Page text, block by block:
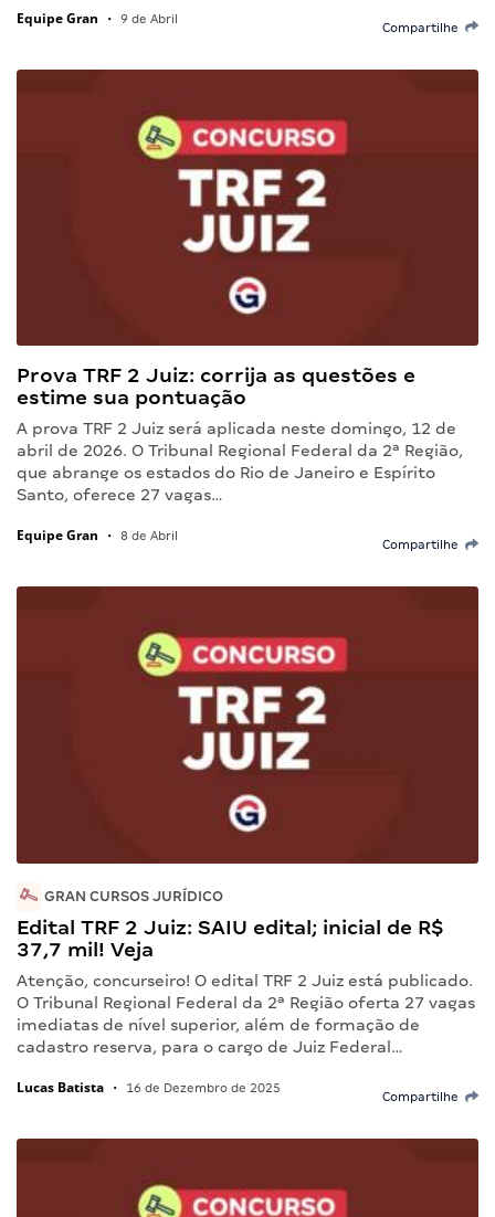
Equipe Gran • 9 de Abril
Compartilhe
Prova TRF 2 Juiz: corrija as questões e
estime sua pontuação
A prova TRF 2 Juiz será aplicada neste domingo, 12 de
abril de 2026. O Tribunal Regional Federal da 2ª Região,
que abrange os estados do Rio de Janeiro e Espírito
Santo, oferece 27 vagas…
Equipe Gran • 8 de Abril
Compartilhe
GRAN CURSOS JURÍDICO
Edital TRF 2 Juiz: SAIU edital; inicial de R$
37,7 mil! Veja
Atenção, concurseiro! O edital TRF 2 Juiz está publicado.
O Tribunal Regional Federal da 2ª Região oferta 27 vagas
imediatas de nível superior, além de formação de
cadastro reserva, para o cargo de Juiz Federal…
Lucas Batista • 16 de Dezembro de 2025
Compartilhe